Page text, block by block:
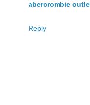
abercrombie
Reply